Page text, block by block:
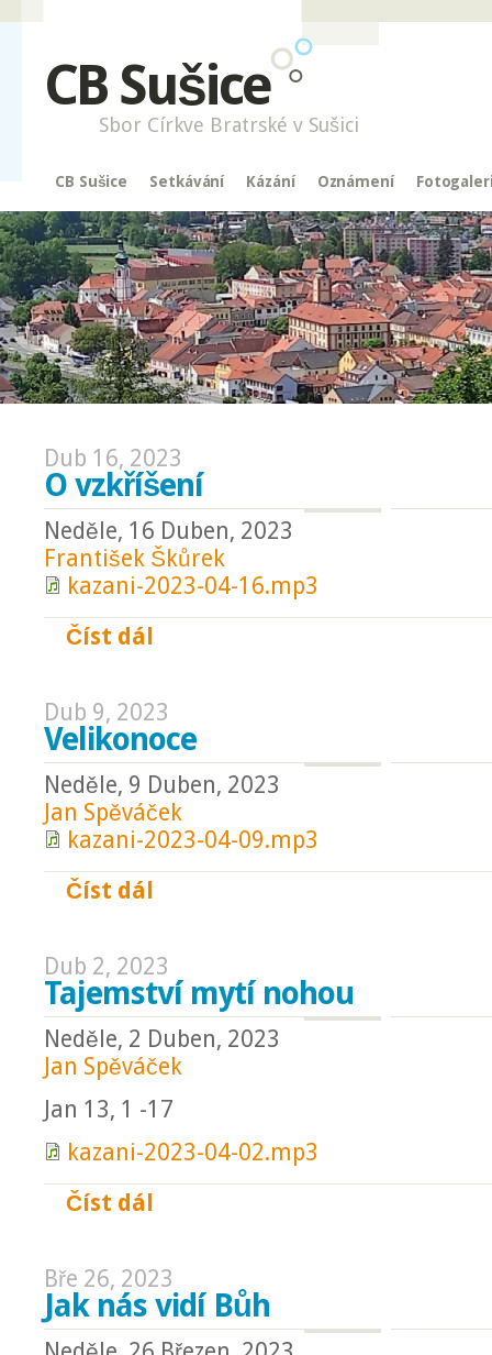
CB Sušice
Sbor Církve Bratrské v Sušici
CB Sušice Setkávání Kázání Oznámení
Dub 16, 2023
O vzkříšení
Neděle, 16 Duben, 2023
František Škůrek
kazani-2023-04-16.mp3
Číst dál
Dub 9, 2023
Velikonoce
Neděle, 9 Duben, 2023
Jan Spěváček
kazani-2023-04-09.mp3
Číst dál
Dub 2, 2023
Tajemství mytí nohou
Neděle, 2 Duben, 2023
Jan Spěváček
Jan 13, 1 -17
kazani-2023-04-02.mp3
Číst dál
Bře 26, 2023
Jak nás vidí Bůh